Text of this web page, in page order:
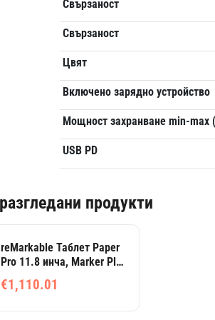
Свързаност
Свързаност
Цвят
Включено зарядно устройство
Мощност захранване min-max
USB PD
продукти
reMarkable Таблет Paper
Pro 11.8 инча, Marker Plus
кафяв кожен калъф тип
€1,110.01